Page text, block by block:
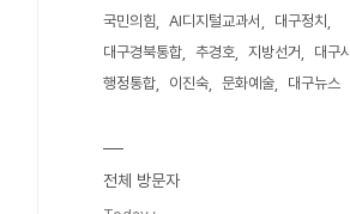
국민의힘
AI디지털교과서
대구정치
대구경북통합
추경호 지방선거
대구시
행정통합
이진숙 문화예술 대구뉴스
전체 방문자